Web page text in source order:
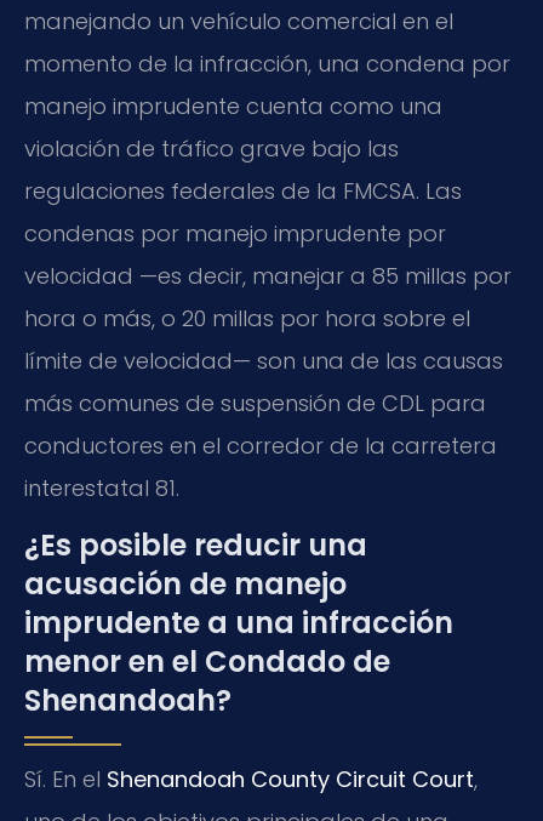
manejando un vehículo comercial en el
momento de la infracción, una condena por
manejo imprudente cuenta como una
violación de tráfico grave bajo las
regulaciones federales de la FMCSA. Las
condenas por manejo imprudente por
velocidad —es decir, manejar a 85 millas por
hora o más, o 20 millas por hora sobre el
límite de velocidad— son una de las causas
más comunes de suspensión de CDL para
conductores en el corredor de la carretera
interestatal 81.
¿Es posible reducir una
acusación de manejo
imprudente a una infracción
menor en el Condado de
Shenandoah?
Sí. En el Shenandoah County Circuit Court,